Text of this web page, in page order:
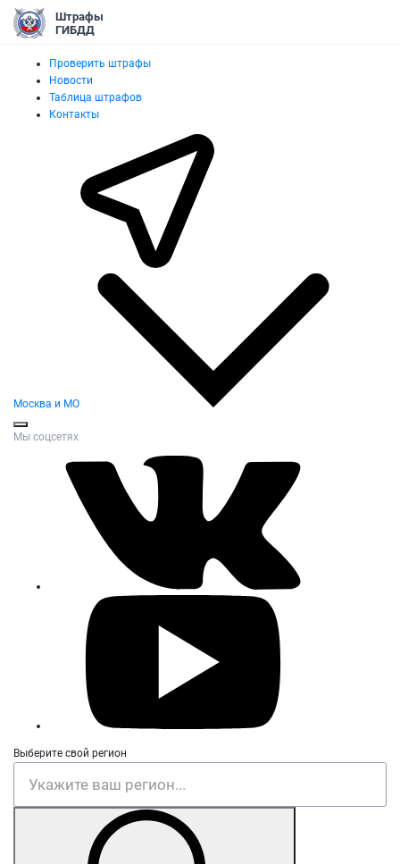
Штрафы
ГИБДД
Проверить штрафы
Новости
Таблица штрафов
Контакты
Москва и МО
Мы соцсетях
Выберите свой регион